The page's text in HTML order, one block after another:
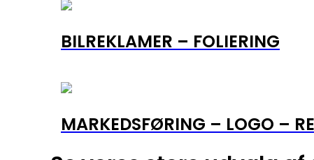
BILREKLAMER – FOLIERING
MARKEDSFØRING – LOGO –